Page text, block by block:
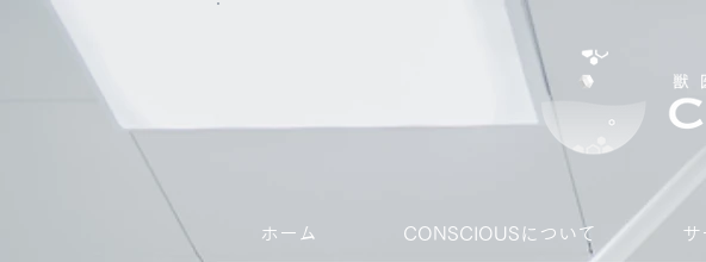
ホーム CONSCIOUSについて サ